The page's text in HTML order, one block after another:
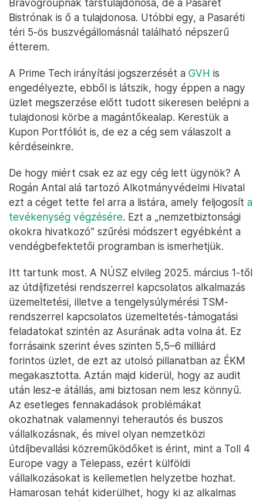
alkalmazó csomádi cég 2023-ban 121,7 milliárd
forintos árbevételt ért el, 809 millió forintos
adózott eredménnyel, az egy főre vetített 40
milliárd forintot meghaladó forgalom alighanem
nemzetközi viszonylatban is kiemelkedő.
A cég tulajdonosai a Prime Tech Magántőkealap és
kisebbségi tulajdonoskéntPotoczky Csaba. Előbbit
aForbesMészáros Lőrinc érdekköreként
azonosította, utóbbiról azt hallottuk, hogy már
régebben is foglalkozott ezzel a területtel, a
Bravogroupnak társtulajdonosa, de a Pasarét
Bistrónak is ő a tulajdonosa. Utóbbi egy, a Pasaréti
téri 5-ös buszvégállomásnál található népszerű
étterem.
A Prime Tech irányítási jogszerzését aGVHis
engedélyezte, ebből is látszik, hogy éppen a nagy
üzlet megszerzése előtt tudott sikeresen belépni a
tulajdonosi körbe a magántőkealap. Kerestük a
Kupon Portfóliót is, de ez a cég sem válaszolt a
kérdéseinkre.
De hogy miért csak ez az egy cég lett ügynök? A
Rogán Antal alá tartozó Alkotmányvédelmi Hivatal
ezt a céget tette fel arra a listára, amely feljogosít
tevékenység végzésére. Ezt a „nemzetbiztonsági
okokra hivatkozó” szűrési módszert egyébként a
vendégbefektetői programban is ismerhetjük.
Itt tartunk most. A NÚSZ elvileg 2025. március 1-től
az útdíjfizetési rendszerrel kapcsolatos alkalmazás
üzemeltetési, illetve a tengelysúlymérési TSM-
rendszerrel kapcsolatos üzemeltetés-támogatási
feladatokat szintén az Asurának adta volna át. Ez